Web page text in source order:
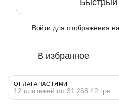
Быстрый
Войти для отображения
В избранное
ОПЛАТА ЧАСТЯМИ
12 платежей по 31 268.42 грн